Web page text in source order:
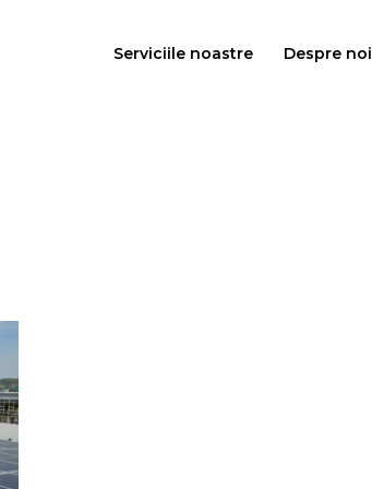
Serviciile noastre Despre noi